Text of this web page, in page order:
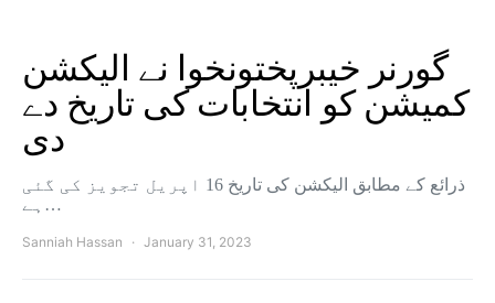
گورنر خیبرپختونخوا نے الیکشن
کمیشن کو انتخابات کی تاریخ دے
دی
ذرائع کے مطابق الیکشن کی تاریخ 16 اپریل تجویز کی گئی
ہے…
Sanniah Hassan January 31, 2023